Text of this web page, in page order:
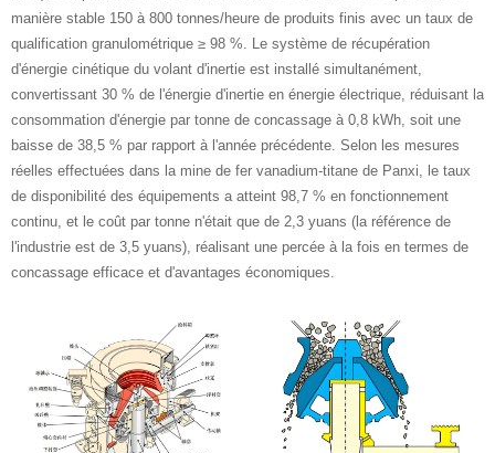
manière stable 150 à 800 tonnes/heure de produits finis avec un taux de
qualification granulométrique ≥ 98 %. Le système de récupération
d'énergie cinétique du volant d'inertie est installé simultanément,
convertissant 30 % de l'énergie d'inertie en énergie électrique, réduisant la
consommation d'énergie par tonne de concassage à 0,8 kWh, soit une
baisse de 38,5 % par rapport à l'année précédente. Selon les mesures
réelles effectuées dans la mine de fer vanadium-titane de Panxi, le taux
de disponibilité des équipements a atteint 98,7 % en fonctionnement
continu, et le coût par tonne n'était que de 2,3 yuans (la référence de
l'industrie est de 3,5 yuans), réalisant une percée à la fois en termes de
concassage efficace et d'avantages économiques.